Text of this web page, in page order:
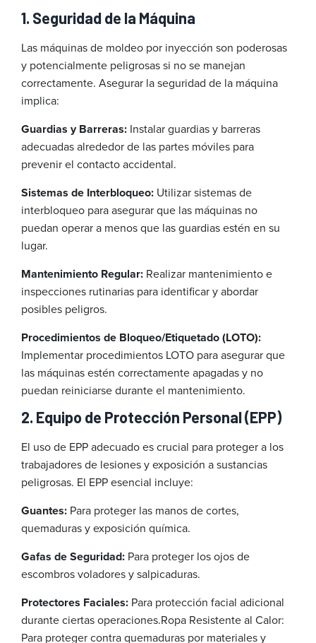
1. Seguridad de la Máquina
Las máquinas de moldeo por inyección son poderosas
y potencialmente peligrosas si no se manejan
correctamente. Asegurar la seguridad de la máquina
implica:
Guardias y Barreras: Instalar guardias y barreras
adecuadas alrededor de las partes móviles para
prevenir el contacto accidental.
Sistemas de Interbloqueo: Utilizar sistemas de
interbloqueo para asegurar que las máquinas no
puedan operar a menos que las guardias estén en su
lugar.
Mantenimiento Regular: Realizar mantenimiento e
inspecciones rutinarias para identificar y abordar
posibles peligros.
Procedimientos de Bloqueo/Etiquetado (LOTO):
Implementar procedimientos LOTO para asegurar que
las máquinas estén correctamente apagadas y no
puedan reiniciarse durante el mantenimiento.
2. Equipo de Protección Personal (EPP)
El uso de EPP adecuado es crucial para proteger a los
trabajadores de lesiones y exposición a sustancias
peligrosas. El EPP esencial incluye:
Guantes: Para proteger las manos de cortes,
quemaduras y exposición química.
Gafas de Seguridad: Para proteger los ojos de
escombros voladores y salpicaduras.
Protectores Faciales: Para protección facial adicional
durante ciertas operaciones.Ropa Resistente al Calor:
Para proteger contra quemaduras por materiales y